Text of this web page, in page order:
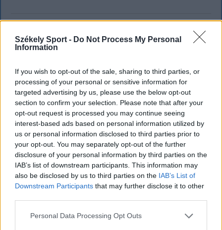
Székely Sport - Do Not Process My Personal
Information
If you wish to opt-out of the sale, sharing to third parties, or
processing of your personal or sensitive information for
targeted advertising by us, please use the below opt-out
section to confirm your selection. Please note that after your
opt-out request is processed you may continue seeing
interest-based ads based on personal information utilized by
us or personal information disclosed to third parties prior to
your opt-out. You may separately opt-out of the further
disclosure of your personal information by third parties on the
IAB’s list of downstream participants. This information may
also be disclosed by us to third parties on the IAB’s List of
Downstream Participants that may further disclose it to other
Personal Data Processing Opt Outs
KRÓNIKA
lemondta erdélyi koncertjét